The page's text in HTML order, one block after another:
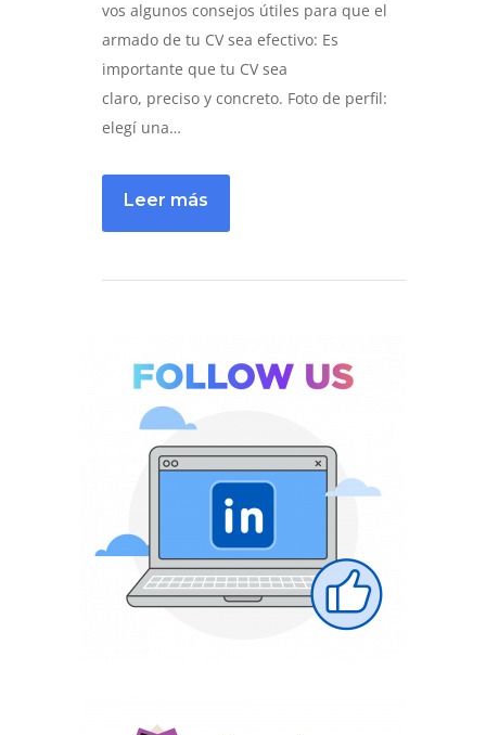
vos algunos consejos útiles para que el
armado de tu CV sea efectivo: Es
importante que tu CV sea
claro, preciso y concreto. Foto de perfil:
elegí una…